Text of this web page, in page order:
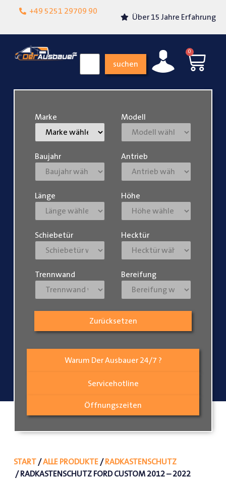
+49 5251 29709 90
Lokalgeschäft in
Über 15 Jahre Erfahrung
suchen
0
Warum Der Ausbauer 24/7 ?
Servicehotline
Öffnungszeiten
Marke Modell
Baujahr Antrieb
Länge Höhe
Schiebetür Hecktür
Trennwand Bereifung
Zurücksetzen
START/ALLE PRODUKTE/RADKASTENSCHUTZ
/ RADKASTENSCHUTZ FORD CUSTOM 2012 – 2022